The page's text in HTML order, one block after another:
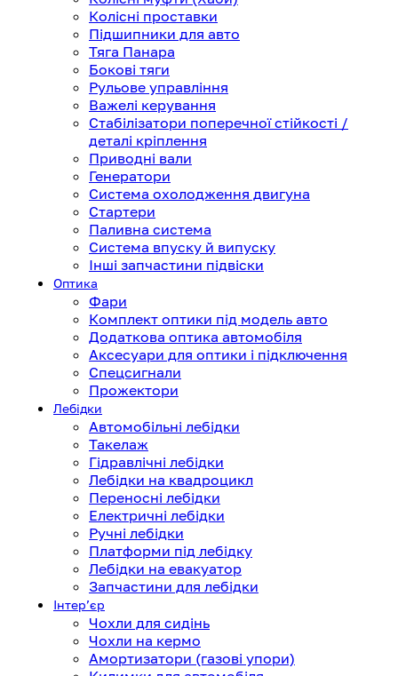
Колісні проставки
Підшипники для авто
Тяга Панара
Бокові тяги
Рульове управління
Важелі керування
Стабілізатори поперечної стійкості /
деталі кріплення
Приводні вали
Генератори
Система охолодження двигуна
Стартери
Паливна система
Система впуску й випуску
Інші запчастини підвіски
Оптика
Фари
Комплект оптики під модель авто
Додаткова оптика автомобіля
Аксесуари для оптики і підключення
Спецсигнали
Прожектори
Лебідки
Автомобільні лебідки
Такелаж
Гідравлічні лебідки
Лебідки на квадроцикл
Переносні лебідки
Електричні лебідки
Ручні лебідки
Платформи під лебідку
Лебідки на евакуатор
Запчастини для лебідки
Інтерʼєр
Чохли для сидінь
Чохли на кермо
Амортизатори (газові упори)